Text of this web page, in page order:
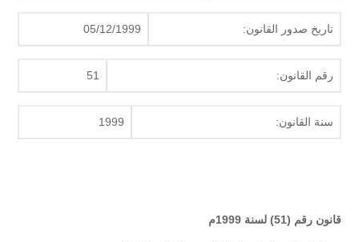
تاريخ صدور القانون: 05/12/1999
رقم القانون: 51
سنة القانون: 1999
قانون رقم (51) لسنة 1999م